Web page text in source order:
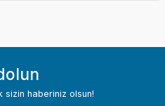
sizin haberiniz olsun!